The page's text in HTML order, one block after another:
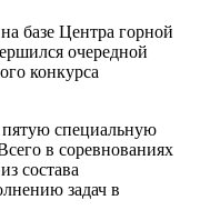
базе Центра горной
очередной
конкурса
специальную
в соревнованиях
состава
задач в